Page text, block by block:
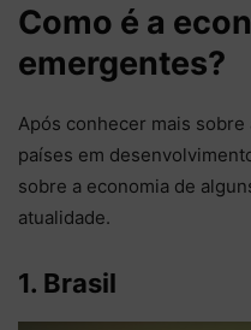
Como é a
emergentes?
Após conhecer mais sobre
países em
sobre a economia de
atualidade.
1. Brasil